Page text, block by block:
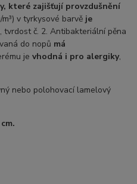
které zajišťují provzdušnění
v tyrkysové barvě je
, tvrdost č. 2. Antibakteriální pěna
do nopů má
jevhodná i pro alergiky,
nebo polohovací lamelový